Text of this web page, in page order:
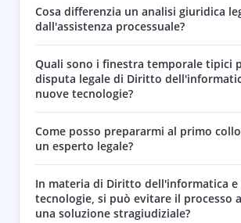
Cosa differenzia un analisi giuridica
dall'assistenza processuale?
Quali sono i finestra temporale tipici
disputa legale di Diritto
nuove tecnologie?
Come posso prepararmi al primo
un esperto legale?
In materia di Diritto dell'informatica e
tecnologie, si può evitare il processo
una soluzione stragiudiziale?